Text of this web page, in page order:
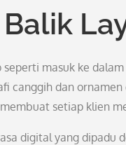
seperti masuk ke
canggih dan
setiap klien
digital yang dipadu